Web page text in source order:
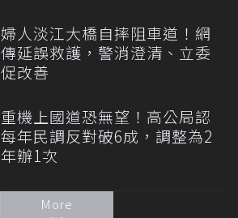
婦人淡江大橋自摔阻車道！網
傳延誤救護，警消澄清、立委
促改善
重機上國道恐無望！高公局認
每年民調反對破6成，調整為2
年辦1次
More